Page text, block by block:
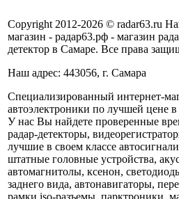
Copyright 2012-2026 © radar63.ru
магазин - радар63.рф - магазин
детектор в Самаре. Все права
Наш адрес: 443056, г. Самара
Специализированный интернет-
автоэлектроники по лучшей цене
У нас Вы найдете проверенные
радар-детекторы,
лучшие в своем классе
штатные головные устройства,
автомагнитолы, ксенон,
заднего вида, автонавигаторы,